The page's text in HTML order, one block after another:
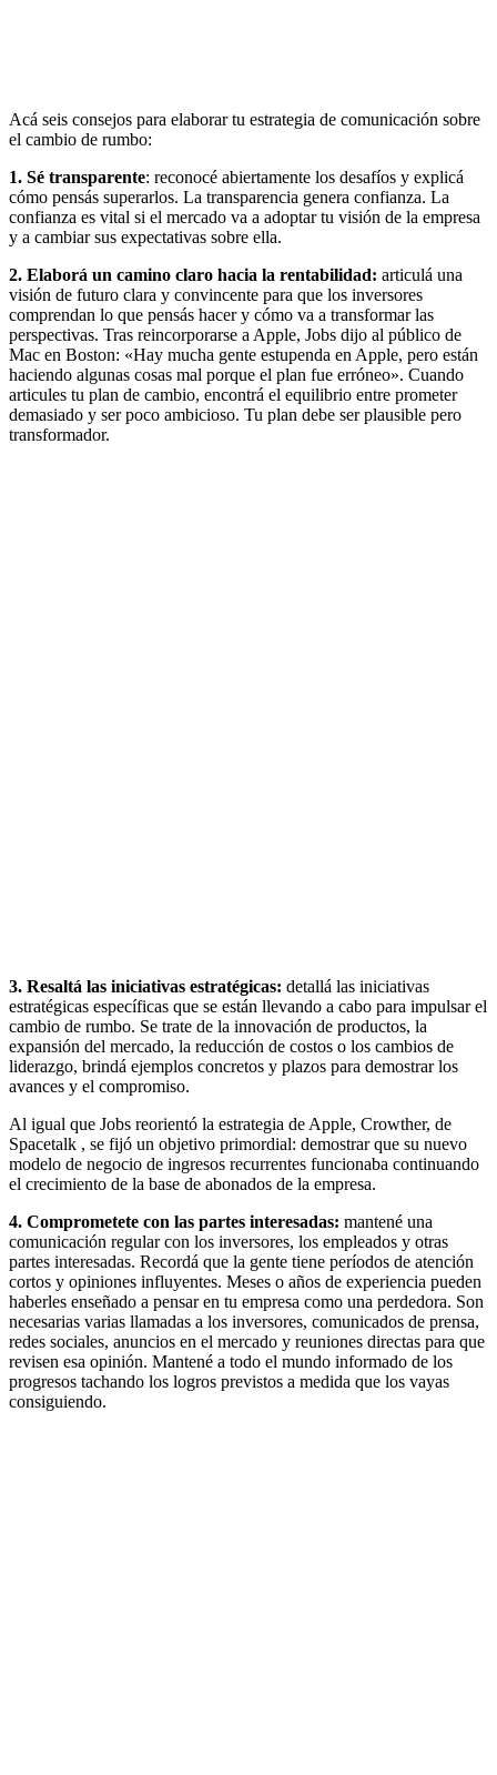
Acá seis consejos para elaborar tu estrategia de comunicación sobre
el cambio de rumbo:
1. Sé transparente: reconocé abiertamente los desafíos y explicá
cómo pensás superarlos. La transparencia genera confianza. La
confianza es vital si el mercado va a adoptar tu visión de la empresa
y a cambiar sus expectativas sobre ella.
2. Elaborá un camino claro hacia la rentabilidad: articulá una
visión de futuro clara y convincente para que los inversores
comprendan lo que pensás hacer y cómo va a transformar las
perspectivas. Tras reincorporarse a Apple, Jobs dijo al público de
Mac en Boston: «Hay mucha gente estupenda en Apple, pero están
haciendo algunas cosas mal porque el plan fue erróneo». Cuando
articules tu plan de cambio, encontrá el equilibrio entre prometer
demasiado y ser poco ambicioso. Tu plan debe ser plausible pero
transformador.
3. Resaltá las iniciativas estratégicas: detallá las iniciativas
estratégicas específicas que se están llevando a cabo para impulsar el
cambio de rumbo. Se trate de la innovación de productos, la
expansión del mercado, la reducción de costos o los cambios de
liderazgo, brindá ejemplos concretos y plazos para demostrar los
avances y el compromiso.
Al igual que Jobs reorientó la estrategia de Apple, Crowther, de
Spacetalk , se fijó un objetivo primordial: demostrar que su nuevo
modelo de negocio de ingresos recurrentes funcionaba continuando
el crecimiento de la base de abonados de la empresa.
4. Comprometete con las partes interesadas: mantené una
comunicación regular con los inversores, los empleados y otras
partes interesadas. Recordá que la gente tiene períodos de atención
cortos y opiniones influyentes. Meses o años de experiencia pueden
haberles enseñado a pensar en tu empresa como una perdedora. Son
necesarias varias llamadas a los inversores, comunicados de prensa,
redes sociales, anuncios en el mercado y reuniones directas para que
revisen esa opinión. Mantené a todo el mundo informado de los
progresos tachando los logros previstos a medida que los vayas
consiguiendo.